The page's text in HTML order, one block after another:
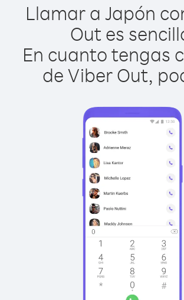
Llamar a Japón
Out es
En cuanto tengas
de Viber Out,